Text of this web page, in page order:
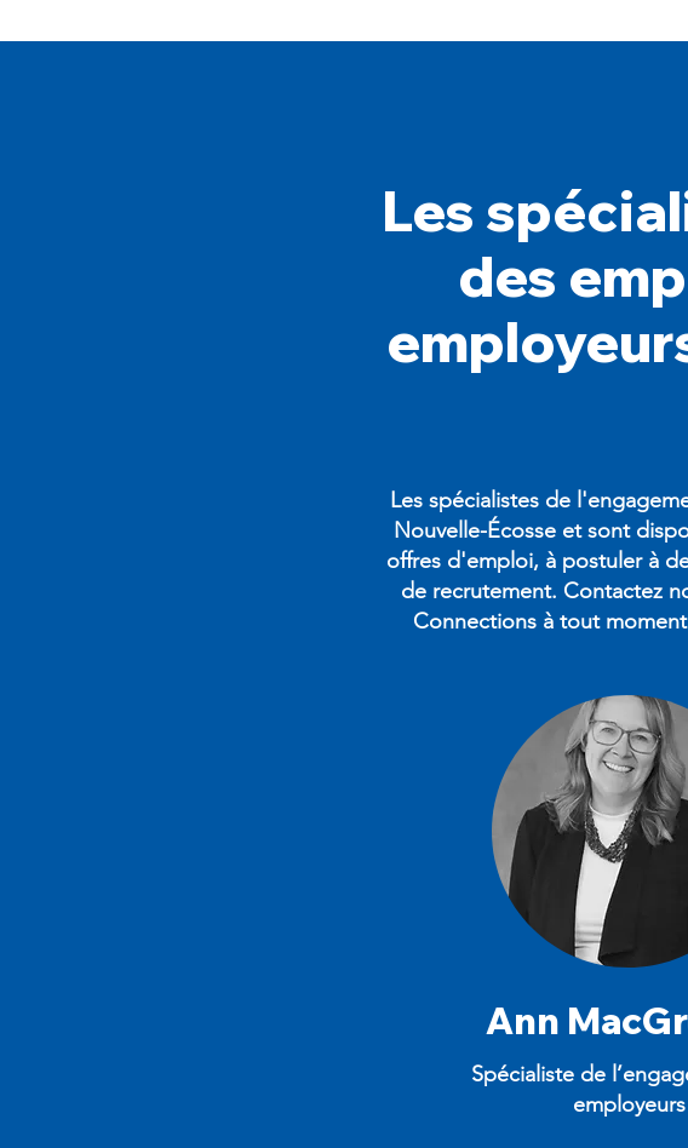
Les
des
Les spécialistes de
Nouvelle-Écosse et sont
offres d'emploi, à postuler à
de recrutement. Contactez
Connections à tout
Ann
Spécialiste de
employeurs